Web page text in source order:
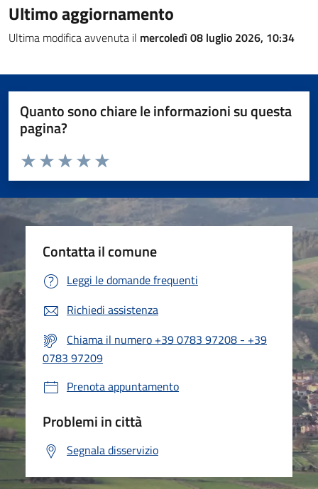
Ultimo aggiornamento
Ultima modifica avvenuta il mercoledì 08 luglio 2026, 10:34
Quanto sono chiare le informazioni su questa
pagina?
Valuta da 1 a 5 stelle la pagina
Valuta 5 stelle su 5
Valuta 4 stelle su 5
Valuta 3 stelle su 5
Valuta 2 stelle su 5
Valuta 1 stelle su 5
Contatta il comune
Leggi le domande frequenti
Richiedi assistenza
Chiama il numero +39 0783 97208 - +39
0783 97209
Prenota appuntamento
Problemi in città
Segnala disservizio